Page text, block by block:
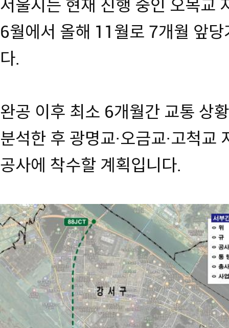
서울시는 현재 진행 중인 오목교
6월에서 올해 11월로 7개월 앞
다.
완공 이후 최소 6개월간 교통 상
분석한 후 광명교·오금교·고척교
공사에 착수할 계획입니다.